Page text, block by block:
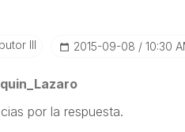
III ‎2015-09-08 10:30
por la respuesta.